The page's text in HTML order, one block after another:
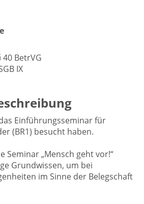
40 BetrVG
IX
Einführungsseminar für
(BR1) besucht haben.
Seminar „Mensch geht vor!“
Grundwissen, um bei
im Sinne der Belegschaft